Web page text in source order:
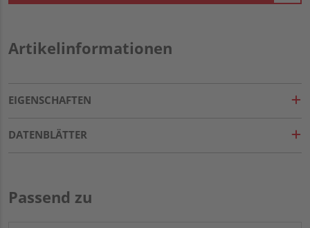
Artikelinformationen
EIGENSCHAFTEN
DATENBLÄTTER
Passend zu